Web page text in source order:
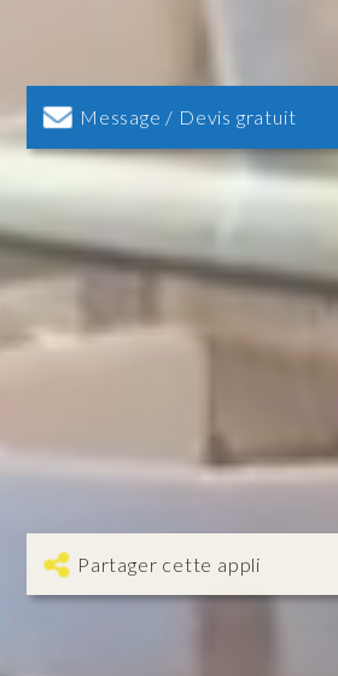
Message / Devis gratuit
Partager cette appli